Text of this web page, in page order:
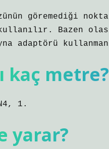
göremediği
Bazen
adaptörü
kaç metre?
1.
yarar?